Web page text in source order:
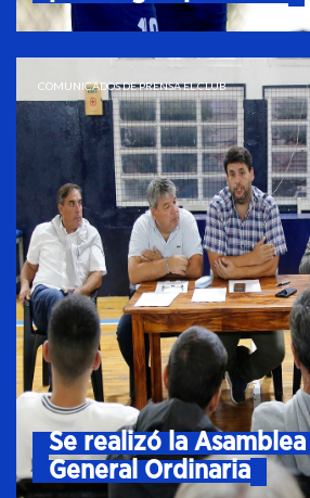
COMUNICADOS DE PRENSAEL CLUB
Se realizó la Asamblea
General Ordinaria